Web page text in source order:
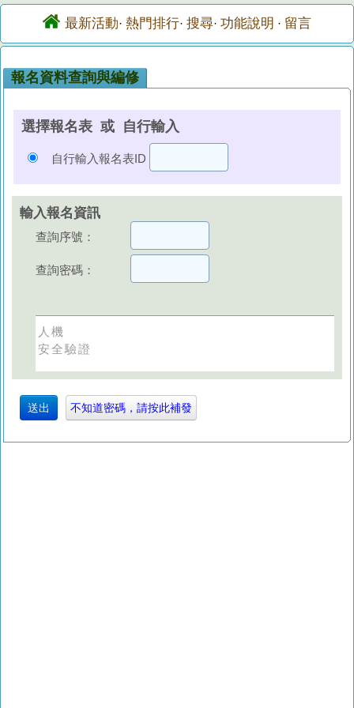
最新活動· 熱門排行· 搜尋· 功能說明 · 留言
報名資料查詢與編修
選擇報名表 或 自行輸入
自行輸入報名表ID
輸入報名資訊
查詢序號：
查詢密碼：
人機
安全驗證